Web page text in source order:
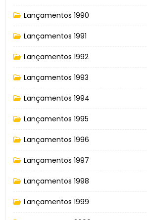
Lançamentos 1990
Lançamentos 1991
Lançamentos 1992
Lançamentos 1993
Lançamentos 1994
Lançamentos 1995
Lançamentos 1996
Lançamentos 1997
Lançamentos 1998
Lançamentos 1999